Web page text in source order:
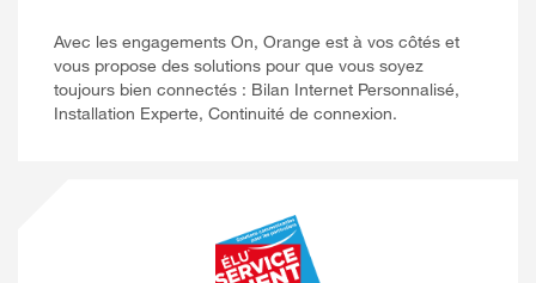
Avec les engagements On, Orange est à vos côtés et
vous propose des solutions pour que vous soyez
toujours bien connectés : Bilan Internet Personnalisé,
Installation Experte, Continuité de connexion.